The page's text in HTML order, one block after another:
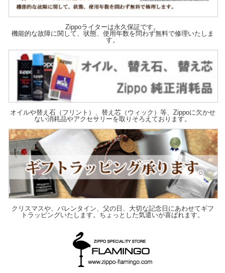
Zippoライターは永久保証です。
機能的な故障に関して、状態、使用年数を問わず無料で修理いたしま
す。
オイルや替え石（フリント）、替え芯（ウィック）等、Zippoに欠かせ
ない消耗品やアクセサリーを取りそろえております。
クリスマスや、バレンタイン、父の日、大切な記念日にあわせてギフ
トラッピングいたします。ちょっとした気遣いが喜ばれます。